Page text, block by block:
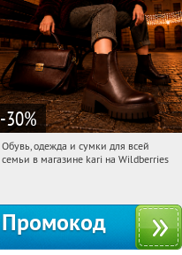
-30%
03:33:39 Получили:
Обувь, одежда и сумки для всей
семьи в магазине kari на Wildberries
Промокод